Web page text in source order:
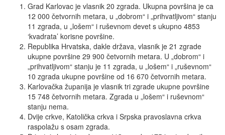
Grad Karlovac je vlasnik 20 zgrada. Ukupna površina je ca
12 000 četvornih metara, u „dobrom“ i „prihvatljivom“ stanju
11 zgrada, u „lošem“ i ruševnom devet s ukupno 4853
‘kvadrata’ korisne površine.
Republika Hrvatska, dakle država, vlasnik je 21 zgrade
ukupne površine 29 900 četvornih metara. U „dobrom“ i
„prihvatljivom“ stanju je 11 zgrada, u „lošem“ i „ruševnom“
10 zgrada ukupne površine od 16 670 četvornih metara.
Karlovačka županija je vlasnik tri zgrade ukupne površine
15 748 četvornih metara. Zgrada u „lošem“ i ruševnom“
stanju nema.
Dvije crkve, Katolička crkva i Srpska pravoslavna crkva
raspolažu s osam zgrada.